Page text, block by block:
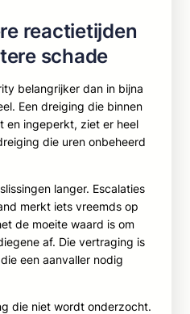
reactietijden
schade
belangrijker dan in bijna
Een dreiging die binnen
en ingeperkt, ziet er heel
die uren onbeheerd
langer. Escalaties
merkt iets vreemds op
de moeite waard is om
af. Die vertraging is
een aanvaller nodig
die niet wordt onderzocht.